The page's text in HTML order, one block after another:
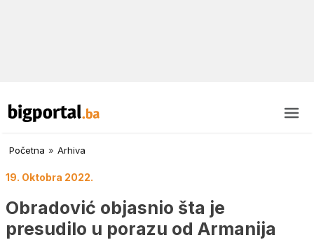
Početna » Arhiva
19. Oktobra 2022.
Obradović objasnio šta je
presudilo u porazu od Armanija